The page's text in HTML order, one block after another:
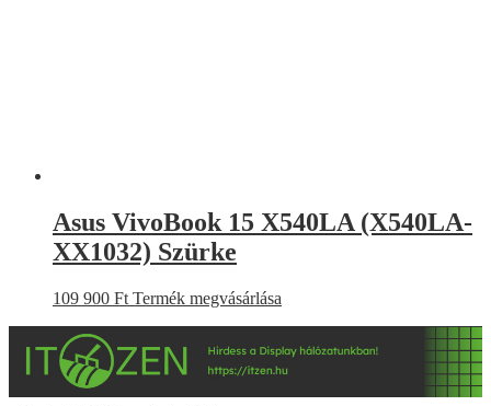
Asus VivoBook 15 X540LA (X540LA-
XX1032) Szürke
109 900 Ft Termék megvásárlása